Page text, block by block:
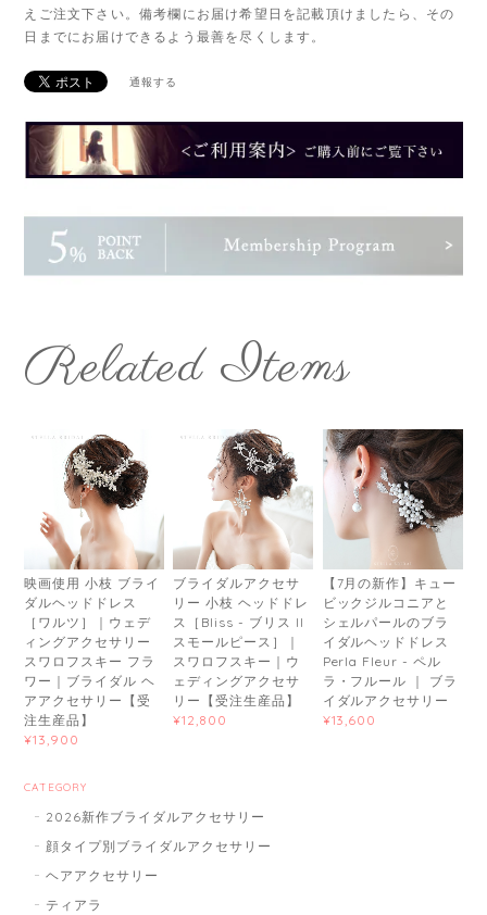
えご注文下さい。備考欄にお届け希望日を記載頂けましたら、その
日までにお届けできるよう最善を尽くします。
通報する
Related Items
映画使用 小枝 ブライ
ダルヘッドドレス
［ワルツ］｜ウェデ
ィングアクセサリー
スワロフスキー フラ
ワー｜ブライダル ヘ
アアクセサリー【受
注生産品】
¥13,900
ブライダルアクセサ
リー 小枝 ヘッドドレ
ス［Bliss - ブリス II
スモールピース］｜
スワロフスキー｜ウ
ェディングアクセサ
リー【受注生産品】
¥12,800
【7月の新作】キュー
ビックジルコニアと
シェルパールのブラ
イダルヘッドドレス
Perla Fleur - ペル
ラ・フルール ｜ ブラ
イダルアクセサリー
¥13,600
CATEGORY
2026新作ブライダルアクセサリー
顔タイプ別ブライダルアクセサリー
ヘアアクセサリー
ティアラ